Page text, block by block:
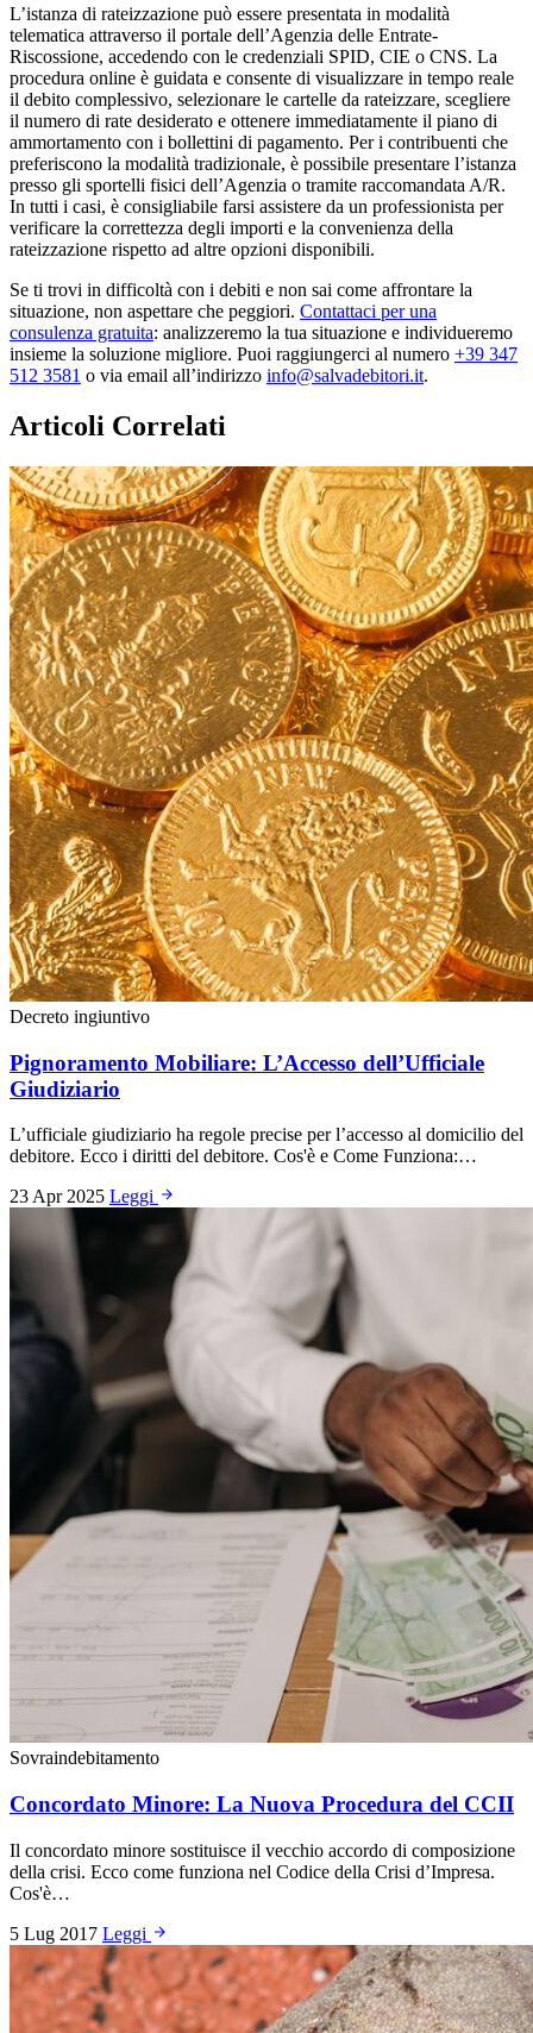
L’istanza di rateizzazione può essere presentata in modalità
telematica attraverso il portale dell’Agenzia delle Entrate-
Riscossione, accedendo con le credenziali SPID, CIE o CNS. La
procedura online è guidata e consente di visualizzare in tempo reale
il debito complessivo, selezionare le cartelle da rateizzare, scegliere
il numero di rate desiderato e ottenere immediatamente il piano di
ammortamento con i bollettini di pagamento. Per i contribuenti che
preferiscono la modalità tradizionale, è possibile presentare l’istanza
presso gli sportelli fisici dell’Agenzia o tramite raccomandata A/R.
In tutti i casi, è consigliabile farsi assistere da un professionista per
verificare la correttezza degli importi e la convenienza della
rateizzazione rispetto ad altre opzioni disponibili.
Se ti trovi in difficoltà con i debiti e non sai come affrontare la
situazione, non aspettare che peggiori. Contattaci per una
consulenza gratuita: analizzeremo la tua situazione e individueremo
insieme la soluzione migliore. Puoi raggiungerci al numero +39 347
512 3581 o via email all’indirizzo info@salvadebitori.it.
Articoli Correlati
Decreto ingiuntivo
Pignoramento Mobiliare: L’Accesso dell’Ufficiale
Giudiziario
L’ufficiale giudiziario ha regole precise per l’accesso al domicilio del
debitore. Ecco i diritti del debitore. Cos'è e Come Funziona:…
23 Apr 2025 Leggi
Sovraindebitamento
Concordato Minore: La Nuova Procedura del CCII
Il concordato minore sostituisce il vecchio accordo di composizione
della crisi. Ecco come funziona nel Codice della Crisi d’Impresa.
Cos'è…
5 Lug 2017 Leggi